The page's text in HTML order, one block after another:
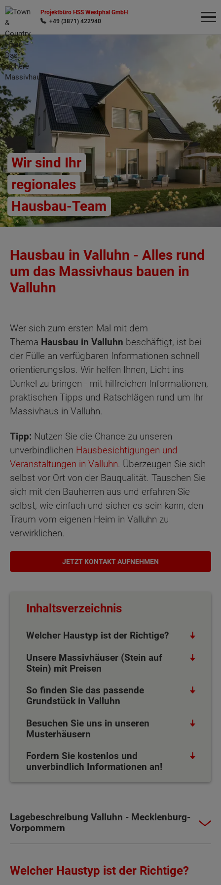
Projektbüro HSS Westphal GmbH
+49 (3871) 422940
Wir sind Ihr
regionales
Hausbau-Team
Hausbau in Valluhn - Alles rund
um das Massivhaus bauen in
Valluhn
Wer sich zum ersten Mal mit dem
Thema Hausbau in Valluhn beschäftigt, ist bei
der Fülle an verfügbaren Informationen schnell
orientierungslos. Wir helfen Ihnen, Licht ins
Dunkel zu bringen - mit hilfreichen Informationen,
praktischen Tipps und Ratschlägen rund um Ihr
Massivhaus in Valluhn.
Tipp: Nutzen Sie die Chance zu unseren
unverbindlichen Hausbesichtigungen und
Veranstaltungen in Valluhn. Überzeugen Sie sich
selbst vor Ort von der Bauqualität. Tauschen Sie
sich mit den Bauherren aus und erfahren Sie
selbst, wie einfach und sicher es sein kann, den
Traum vom eigenen Heim in Valluhn zu
verwirklichen.
JETZT KONTAKT AUFNEHMEN
Inhaltsverzeichnis
Welcher Haustyp ist der Richtige?
Unsere Massivhäuser (Stein auf
Stein) mit Preisen
So finden Sie das passende
Grundstück in Valluhn
Besuchen Sie uns in unseren
Musterhäusern
Fordern Sie kostenlos und
unverbindlich Informationen an!
Lagebeschreibung Valluhn - Mecklenburg-
Vorpommern
Welcher Haustyp ist der Richtige?
Wonach möchten Sie suchen?